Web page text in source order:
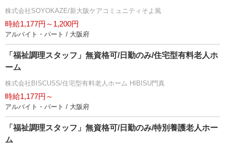
株式会社SOYOKAZE/新大阪ケアコミュニティそよ風
時給1,177円～1,200円
アルバイト・パート / 大阪府
「福祉調理スタッフ」無資格可/日勤のみ/住宅型有料老人ホ
ーム
株式会社BISCUSS/住宅型有料老人ホーム HIBISU門真
時給1,177円～
アルバイト・パート / 大阪府
「福祉調理スタッフ」無資格可/日勤のみ/特別養護老人ホー
ム